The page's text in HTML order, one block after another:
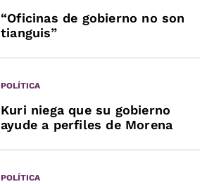
“Oficinas de gobierno no son
tianguis”
POLÍTICA
Kuri niega que su gobierno
ayude a perfiles de Morena
POLÍTICA